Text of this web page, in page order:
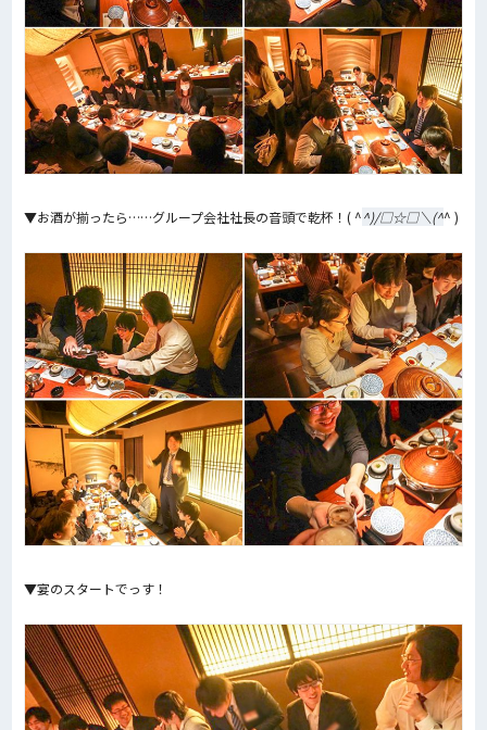
▼お酒が揃ったら……グループ会社社長の音頭で乾杯！( ^^)/□☆□＼(^^ )
▼宴のスタートでっす！